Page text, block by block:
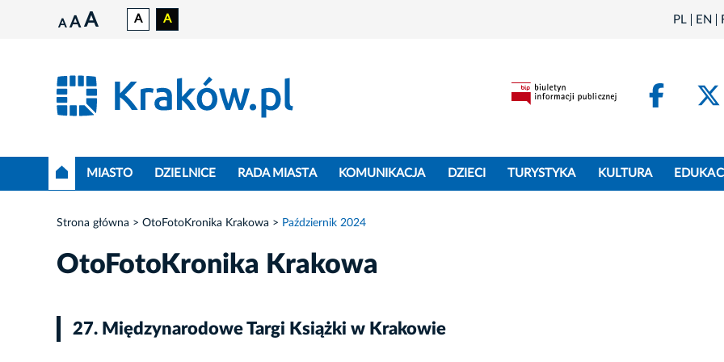
A A A A A PL EN
MIASTO DZIELNICE RADA MIASTA KOMUNIKACJA DZIECI TURYSTYKA KULTURA
Strona główna OtoFotoKronika Krakowa Październik 2024
OtoFotoKronika Krakowa
27. Międzynarodowe Targi Książki w Krakowie